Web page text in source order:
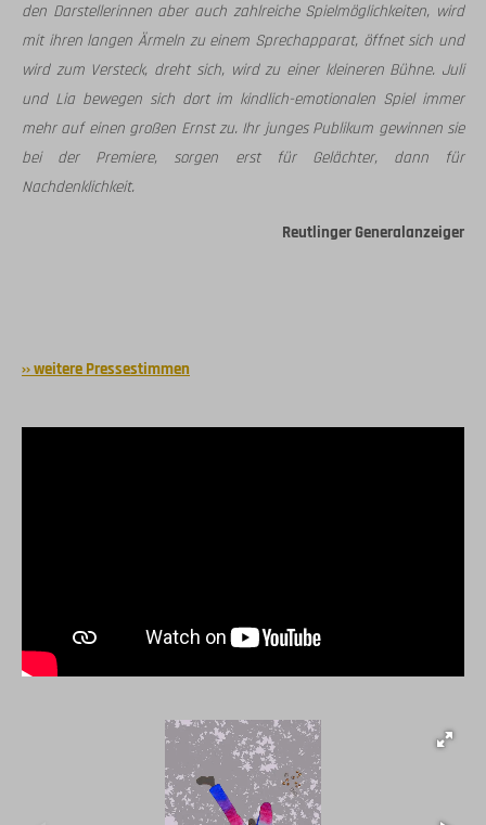
den Darstellerinnen aber auch zahlreiche Spielmöglichkeiten, wird
mit ihren langen Ärmeln zu einem Sprechapparat, öffnet sich und
wird zum Versteck, dreht sich, wird zu einer kleineren Bühne. Juli
und Lia bewegen sich dort im kindlich-emotionalen Spiel immer
mehr auf einen großen Ernst zu. Ihr junges Publikum gewinnen sie
bei der Premiere, sorgen erst für Gelächter, dann für
Nachdenklichkeit.
Reutlinger Generalanzeiger
›› weitere Pressestimmen